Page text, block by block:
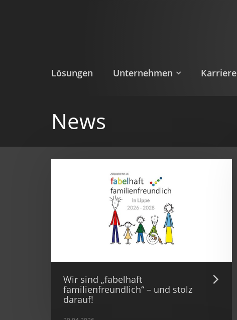
Lösungen Unternehmen Karriere
News
Wir sind „fabelhaft
familienfreundlich“ – und stolz
darauf!